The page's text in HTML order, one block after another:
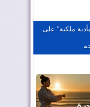
ملكية" على